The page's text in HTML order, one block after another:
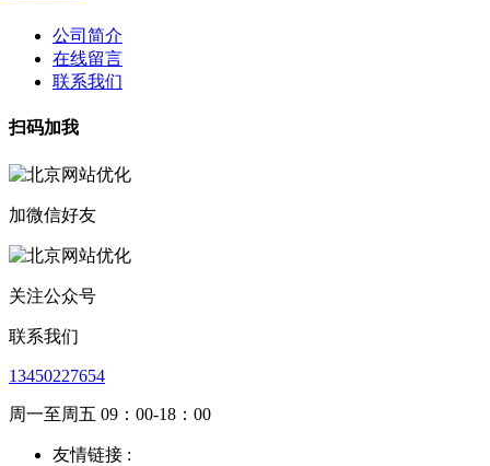
公司简介
在线留言
联系我们
扫码加我
加微信好友
关注公众号
联系我们
13450227654
周一至周五 09：00-18：00
友情链接 :